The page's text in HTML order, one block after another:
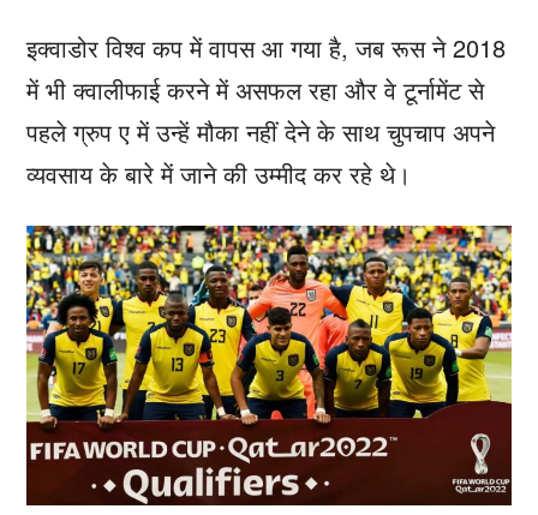
इक्वाडोर विश्व कप में वापस आ गया है, जब रूस ने 2018
में भी क्वालीफाई करने में असफल रहा और वे टूर्नामेंट से
पहले ग्रुप ए में उन्हें मौका नहीं देने के साथ चुपचाप अपने
व्यवसाय के बारे में जाने की उम्मीद कर रहे थे।